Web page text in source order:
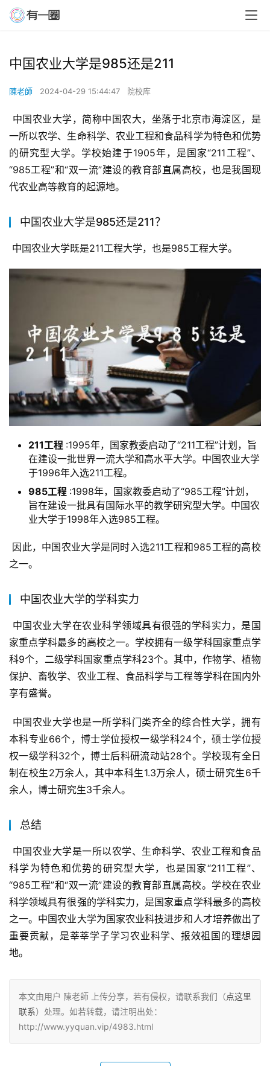
中国农业大学是985还是211
陳老師 2024-04-29 15:44:47 院校库
一所以农学、生命科学、农业工程和食品科学为特色和优势
的研究型大学。学校始建于1905年，是国家“211工程”、
“985工程”和“双一流”建设的教育部直属高校，也是我国现
代农业高等教育的起源地。
中国农业大学是985还是211？
中国农业大学既是211工程大学，也是985工程大学。
211工程 :1995年，国家教委启动了“211工程”计划，旨
在建设一批世界一流大学和高水平大学。中国农业大学
于1996年入选211工程。
985工程 :1998年，国家教委启动了“985工程”计划，
旨在建设一批具有国际水平的教学研究型大学。中国农
业大学于1998年入选985工程。
之一。
中国农业大学的学科实力
家重点学科最多的高校之一。学校拥有一级学科国家重点学
科9个，二级学科国家重点学科23个。其中，作物学、植物
保护、畜牧学、农业工程、食品科学与工程等学科在国内外
享有盛誉。
本科专业66个，博士学位授权一级学科24个，硕士学位授
权一级学科32个，博士后科研流动站28个。学校现有全日
制在校生2万余人，其中本科生1.3万余人，硕士研究生6千
余人，博士研究生3千余人。
总结
科学为特色和优势的研究型大学，也是国家“211工程”、
“985工程”和“双一流”建设的教育部直属高校。学校在农业
科学领域具有很强的学科实力，是国家重点学科最多的高校
之一。中国农业大学为国家农业科技进步和人才培养做出了
重要贡献，是莘莘学子学习农业科学、报效祖国的理想园
地。
本文由用户 陳老師 上传分享，若有侵权，请联系我们（点这里
联系）处理。如若转载，请注明出处：
http://www.yyquan.vip/4983.html